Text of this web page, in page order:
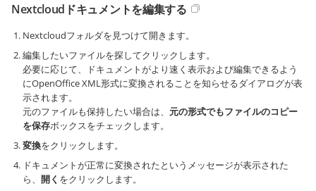
Nextcloudドキュメントを編集する
Nextcloudフォルダを見つけて開きます。
編集したいファイルを探してクリックします。
必要に応じて、ドキュメントがより速く表示および編集できるよう
にOpenOffice XML形式に変換されることを知らせるダイアログが表
示されます。
元のファイルも保持したい場合は、 元の形式でもファイルのコピー
を保存ボックスをチェックします。
変換をクリックします。
ドキュメントが正常に変換されたというメッセージが表示された
ら、 開く をクリックします。